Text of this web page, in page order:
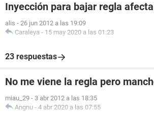
Inyección para bajar regla
alis - 26 jun 2012 a las 19:09
Caraleya - 15 may 2020 a las 01:23
23 respuestas
No me viene la regla pero
miau_29 - 3 abr 2012 a las 18:35
Angnu - 4 abr 2020 a las 07:55